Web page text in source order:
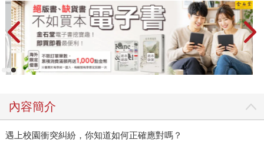
內容簡介
遇上校園衝突糾紛，你知道如何正確應對嗎？